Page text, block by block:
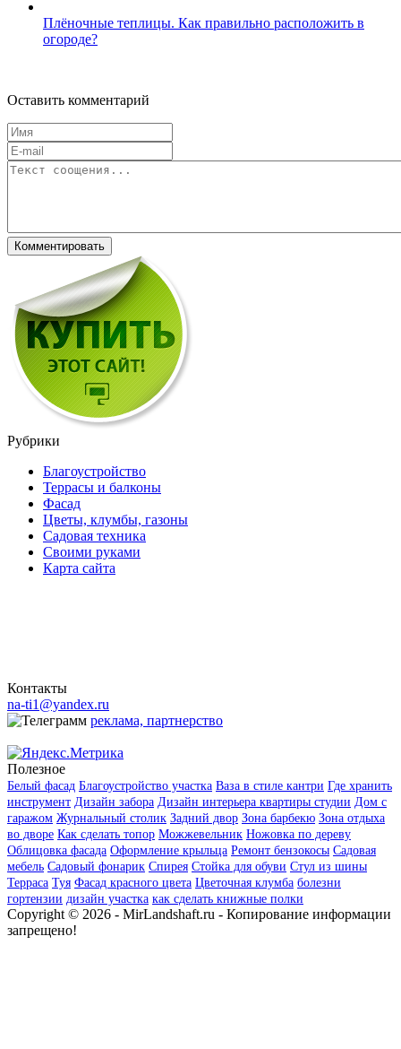
Плёночные теплицы. Как правильно расположить в
огороде?
Оставить комментарий
Рубрики
Благоустройство
Террасы и балконы
Фасад
Цветы, клумбы, газоны
Садовая техника
Своими руками
Карта сайта
Контакты
na-ti1@yandex.ru
реклама, партнерство
Полезное
Белый фасад Благоустройство участка Ваза в стиле кантри Где хранить
инструмент Дизайн забора Дизайн интерьера квартиры студии Дом с
гаражом Журнальный столик Задний двор Зона барбекю Зона отдыха
во дворе Как сделать топор Можжевельник Ножовка по дереву
Облицовка фасада Оформление крыльца Ремонт бензокосы Садовая
мебель Садовый фонарик Спирея Стойка для обуви Стул из шины
Терраса Туя Фасад красного цвета Цветочная клумба болезни
гортензии дизайн участка как сделать книжные полки
Copyright © 2026 - MirLandshaft.ru - Копирование информации
запрещено!